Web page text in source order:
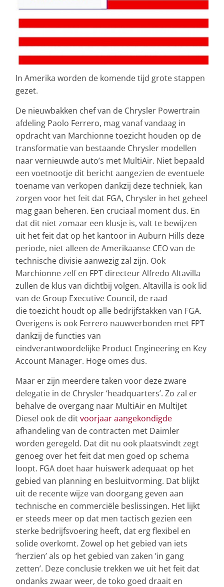
In Amerika worden de komende tijd grote stappen
gezet.
De nieuwbakken chef van de Chrysler Powertrain
afdeling Paolo Ferrero, mag vanaf vandaag in
opdracht van Marchionne toezicht houden op de
transformatie van bestaande Chrysler modellen
naar vernieuwde auto’s met MultiAir. Niet bepaald
een voetnootje dit bericht aangezien de eventuele
toename van verkopen dankzij deze techniek, kan
zorgen voor het feit dat FGA, Chrysler in het geheel
mag gaan beheren. Een cruciaal moment dus. En
dat dit niet zomaar een klusje is, valt te bewijzen
uit het feit dat op het kantoor in Auburn Hills deze
periode, niet alleen de Amerikaanse CEO van de
technische divisie aanwezig zal zijn. Ook
Marchionne zelf en FPT directeur Alfredo Altavilla
zullen de klus van dichtbij volgen. Altavilla is ook lid
van de Group Executive Council, de raad
die toezicht houdt op alle bedrijfstakken van FGA.
Overigens is ook Ferrero nauwverbonden met FPT
dankzij de functies van
eindverantwoordelijke Product Engineering en Key
Account Manager. Hoge omes dus.
Maar er zijn meerdere taken voor deze zware
delegatie in de Chrysler ‘headquarters’. Zo zal er
behalve de overgang naar MultiAir en MultiJet
Diesel ook de ditvoorjaar aangekondigde
afhandeling van de contracten met Daimler
worden geregeld. Dat dit nu ook plaatsvindt zegt
genoeg over het feit dat men goed op schema
loopt. FGA doet haar huiswerk adequaat op het
gebied van planning en besluitvorming. Dat blijkt
uit de recente wijze van doorgang geven aan
technische en commerciële beslissingen. Het lijkt
er steeds meer op dat men tactisch gezien een
sterke bedrijfsvoering heeft, dat erg flexibel en
solide overkomt. Zowel op het gebied van iets
‘herzien’ als op het gebied van zaken ’in gang
zetten’. Deze conclusie trekken we uit het feit dat
ondanks zwaar weer, de toko goed draait en